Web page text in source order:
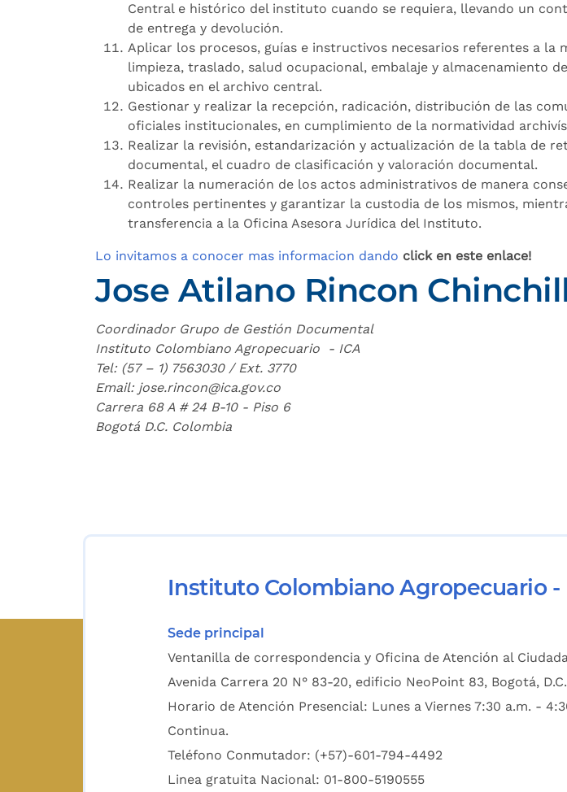
Central e histórico del instituto cuando se requiera, llevando un
de entrega y devolución.
Aplicar los procesos, guías e instructivos necesarios referentes a la
limpieza, traslado, salud ocupacional, embalaje y almacenamiento
ubicados en el archivo central.
Gestionar y realizar la recepción, radicación, distribución de las
oficiales institucionales, en cumplimiento de la normatividad
Realizar la revisión, estandarización y actualización de la tabla de
documental, el cuadro de clasificación y valoración documental.
Realizar la numeración de los actos administrativos de manera
controles pertinentes y garantizar la custodia de los mismos,
transferencia a la Oficina Asesora Jurídica del Instituto.
Lo invitamos a conocer mas informacion dando click en este enlace!
Jose Atilano Rincon
Coordinador Grupo de Gestión Documental
Instituto Colombiano Agropecuario - ICA
Tel: (57 – 1) 7563030 / Ext. 3770
Email: jose.rincon@ica.gov.co
Carrera 68 A # 24 B-10 - Piso 6
Bogotá D.C. Colombia
Instituto Colombiano Agropecuario -
Sede principal
Ventanilla de correspondencia y Oficina de Atención al
Avenida Carrera 20 N° 83-20, edificio NeoPoint 83, Bogotá,
Horario de Atención Presencial: Lunes a Viernes 7:30 a.m. -
Continua.
Teléfono Conmutador: (+57)-601-794-4492
Linea gratuita Nacional: 01-800-5190555